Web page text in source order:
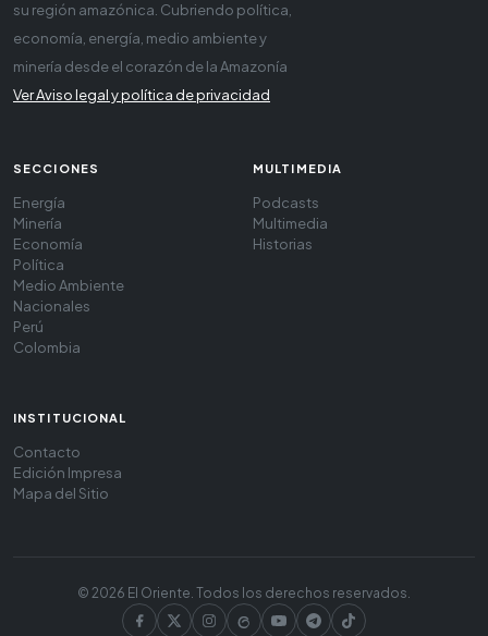
su región amazónica. Cubriendo política,
economía, energía, medio ambiente y
minería desde el corazón de la Amazonía
Ver Aviso legal y política de privacidad
SECCIONES
Energía
Minería
Economía
Política
Medio Ambiente
Nacionales
Perú
Colombia
MULTIMEDIA
Podcasts
Multimedia
Historias
INSTITUCIONAL
Contacto
Edición Impresa
Mapa del Sitio
© 2026 El Oriente. Todos los derechos reservados.